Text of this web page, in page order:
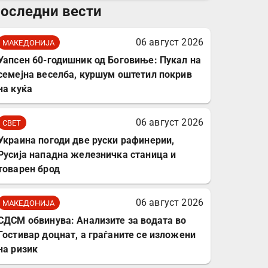
комплет за заштита на
вести
МАКЕДОНИЈА
06 август 2026
60-годишник од Боговиње: Пукал на
веселба, куршум оштетил покрив
куќа
СВЕТ
06 август 2026
погоди две руски рафинерии,
нападна железничка станица и
брод
МАКЕДОНИЈА
06 август 2026
обвинува: Анализите за водата во
доцнат, а граѓаните се изложени
ризик